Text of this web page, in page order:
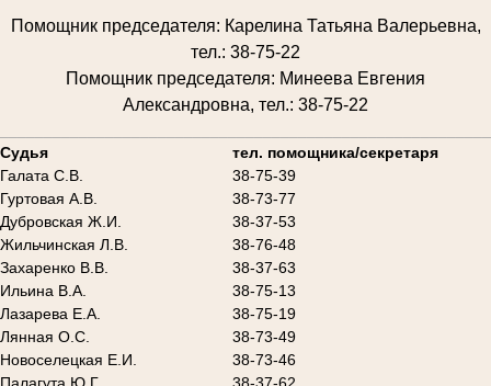
Помощник председателя: Карелина Татьяна Валерьевна,
тел.: 38-75-22
Помощник председателя: Минеева Евгения
Александровна, тел.: 38-75-22
Судья
тел. помощника/секретаря
Галата С.В.
38-75-39
Гуртовая А.В.
38-73-77
Дубровская Ж.И.
38-37-53
Жильчинская Л.В.
38-76-48
Захаренко В.В.
38-37-63
Ильина В.А.
38-75-13
Лазарева Е.А.
38-75-19
Лянная О.С.
38-73-49
Новоселецкая Е.И.
38-73-46